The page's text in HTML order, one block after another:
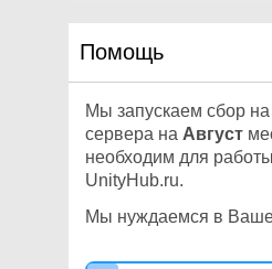
TouchPhase
TouchType
Помощь
Мы запускаем сбор на
сервера на Август
необходим для
UnityHub.ru.
Мы нуждаемся в